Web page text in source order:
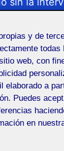
uno de los
como
o malas
y de
todas
web, con
elaborado a
Puedes
en